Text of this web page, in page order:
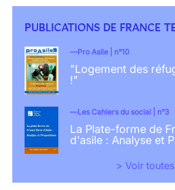
PUBLICATIONS DE FRANCE
Pro Asile | n°10
"Logement des
!"
Les Cahiers du social | n°3
La Plate-forme de
d'asile : Analyse et
> Voir